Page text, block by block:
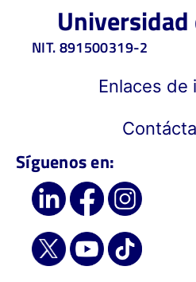
Universidad
NIT. 891500319-2
Enlaces de
Síguenos en: